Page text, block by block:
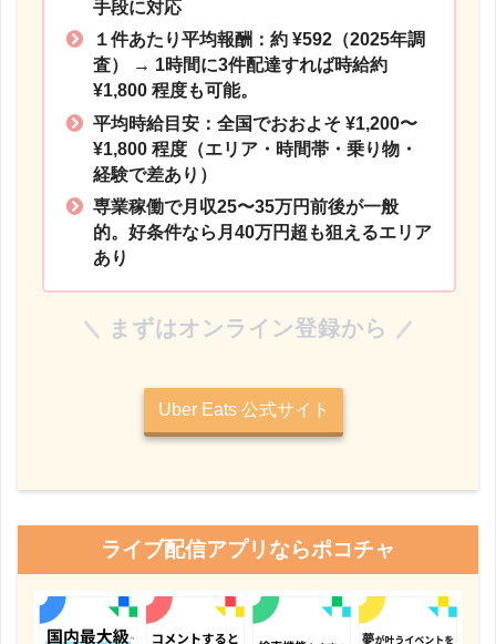
手段に対応
１件あたり平均報酬：約 ¥592（2025年調
査）
→ 1時間に3件配達すれば時給約
¥1,800 程度も可能。
平均時給目安：全国でおおよそ ¥1,200〜
¥1,800 程度（エリア・時間帯・乗り物・
経験で差あり）
専業稼働で月収25〜35万円前後が一般
的。好条件なら月40万円超も狙えるエリア
あり
まずはオンライン登録から
Uber Eats 公式サイト
ライブ配信アプリならポコチャ